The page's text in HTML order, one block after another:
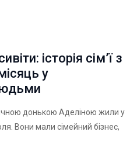
історія сім’ї з
у
донькою Аделіною жили у
Вони мали сімейний бізнес,